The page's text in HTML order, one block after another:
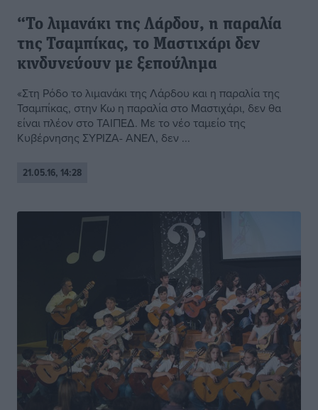
“Το λιμανάκι της Λάρδου, η παραλία
της Τσαμπίκας, το Μαστιχάρι δεν
κινδυνεύουν με ξεπούλημα
«Στη Ρόδο το λιμανάκι της Λάρδου και η παραλία της
Τσαμπίκας, στην Κω η παραλία στο Μαστιχάρι, δεν θα
είναι πλέον στο ΤΑΙΠΕΔ. Με το νέο ταμείο της
Κυβέρνησης ΣΥΡΙΖΑ- ΑΝΕΛ, δεν ...
21.05.16, 14:28